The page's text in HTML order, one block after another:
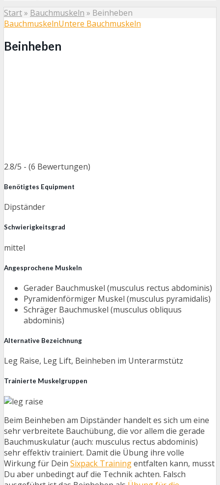
Start» Bauchmuskeln » Beinheben
BauchmuskelnUntere Bauchmuskeln
Beinheben
2.8/5 - (6 Bewertungen)
Benötigtes Equipment
Dipständer
Schwierigkeitsgrad
mittel
Angesprochene Muskeln
Gerader Bauchmuskel (musculus rectus abdominis)
Pyramidenförmiger Muskel (musculus pyramidalis)
Schräger Bauchmuskel (musculus obliquus
abdominis)
Alternative Bezeichnung
Leg Raise, Leg Lift, Beinheben im Unterarmstütz
Trainierte Muskelgruppen
Beim Beinheben am Dipständer handelt es sich um eine
sehr verbreitete Bauchübung, die vor allem die gerade
Bauchmuskulatur (auch: musculus rectus abdominis)
sehr effektiv trainiert. Damit die Übung ihre volle
Wirkung für Dein Sixpack Trainingentfalten kann, musst
Du aber unbedingt auf die Technik achten. Falsch